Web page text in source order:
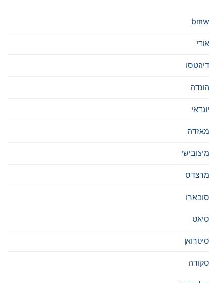
bmw
אודי
דיהטסו
הונדה
יונדאי
מאזדה
מיצובישי
מרצדס
סובארו
סיאט
סיטרואן
סקודה